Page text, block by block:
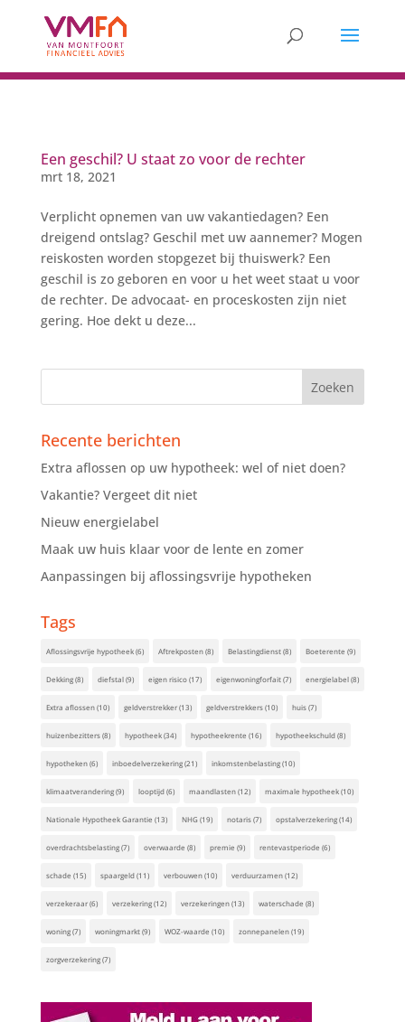
Een geschil? U staat zo voor de rechter
mrt 18, 2021
Verplicht opnemen van uw vakantiedagen? Een
dreigend ontslag? Geschil met uw aannemer? Mogen
reiskosten worden stopgezet bij thuiswerk? Een
geschil is zo geboren en voor u het weet staat u voor
de rechter. De advocaat- en proceskosten zijn niet
gering. Hoe dekt u deze...
Recente berichten
Extra aflossen op uw hypotheek: wel of niet doen?
Vakantie? Vergeet dit niet
Nieuw energielabel
Maak uw huis klaar voor de lente en zomer
Aanpassingen bij aflossingsvrije hypotheken
Tags
Aflossingsvrije hypotheek(6) Aftrekposten(8) Belastingdienst(8) Boeterente (9)
Dekking(8) diefstal(9) eigen risico(17) eigenwoningforfait(7) energielabel(8)
Extra aflossen(10) geldverstrekker(13) geldverstrekkers(10) huis(7)
huizenbezitters(8) hypotheek(34) hypotheekrente (16) hypotheekschuld(8)
hypotheken(6) inboedelverzekering(21) inkomstenbelasting(10)
klimaatverandering(9) looptijd(6) maandlasten(12) maximale hypotheek(10)
Nationale Hypotheek Garantie (13) NHG(19) notaris(7) opstalverzekering(14)
overdrachtsbelasting(7) overwaarde (8) premie (9) rentevastperiode (6)
schade (15) spaargeld(11) verbouwen(10) verduurzamen(12)
verzekeraar(6) verzekering(12) verzekeringen(13) waterschade (8)
woning(7) woningmarkt(9) WOZ-waarde (10) zonnepanelen(19)
zorgverzekering(7)